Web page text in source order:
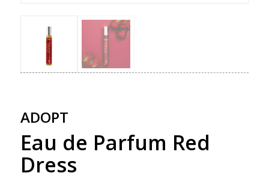
ADOPT
Eau de Parfum Red
Dress